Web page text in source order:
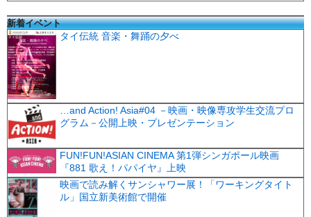
新着イベント
タイ伝統 音楽・舞踊の夕べ
…and Action! Asia#04 －映画・映像専攻学生交流プロ
グラム－公開上映・プレゼンテーション
FUN!FUN!ASIAN CINEMA 第1弾シンガポール映画
『881 歌え！パパイヤ』上映
映画で読み解くサンシャワー展！「ワーキングタイト
ル」国立新美術館で開催